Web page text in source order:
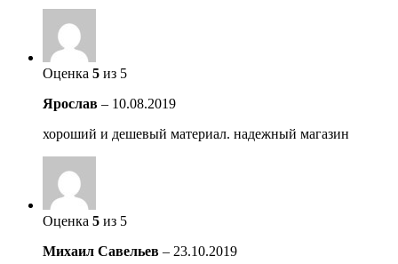
Оценка 5 из 5
Ярослав – 10.08.2019
хороший и дешевый материал. надежный магазин
Оценка 5 из 5
Михаил Савельев – 23.10.2019